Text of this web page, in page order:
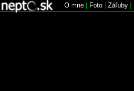
O mne Foto Záľuby